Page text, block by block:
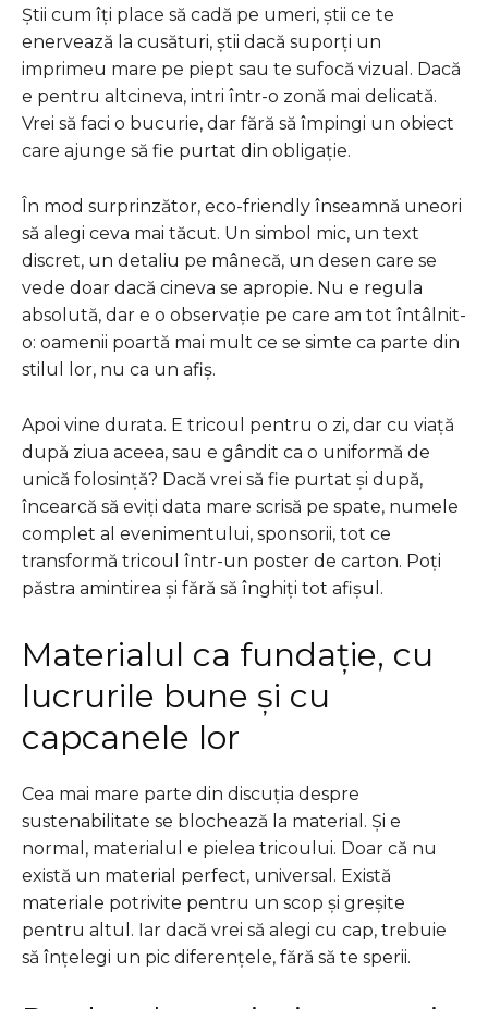
Știi cum îți place să cadă pe umeri, știi ce te
enervează la cusături, știi dacă suporți un
imprimeu mare pe piept sau te sufocă vizual. Dacă
e pentru altcineva, intri într-o zonă mai delicată.
Vrei să faci o bucurie, dar fără să împingi un obiect
care ajunge să fie purtat din obligație.
În mod surprinzător, eco-friendly înseamnă uneori
să alegi ceva mai tăcut. Un simbol mic, un text
discret, un detaliu pe mânecă, un desen care se
vede doar dacă cineva se apropie. Nu e regula
absolută, dar e o observație pe care am tot întâlnit-
o: oamenii poartă mai mult ce se simte ca parte din
stilul lor, nu ca un afiș.
Apoi vine durata. E tricoul pentru o zi, dar cu viață
după ziua aceea, sau e gândit ca o uniformă de
unică folosință? Dacă vrei să fie purtat și după,
încearcă să eviți data mare scrisă pe spate, numele
complet al evenimentului, sponsorii, tot ce
transformă tricoul într-un poster de carton. Poți
păstra amintirea și fără să înghiți tot afișul.
Materialul ca fundație, cu
lucrurile bune și cu
capcanele lor
Cea mai mare parte din discuția despre
sustenabilitate se blochează la material. Și e
normal, materialul e pielea tricoului. Doar că nu
există un material perfect, universal. Există
materiale potrivite pentru un scop și greșite
pentru altul. Iar dacă vrei să alegi cu cap, trebuie
să înțelegi un pic diferențele, fără să te sperii.